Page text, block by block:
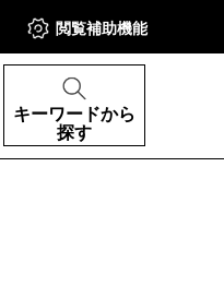
閲覧補助機能
キーワードから
探す